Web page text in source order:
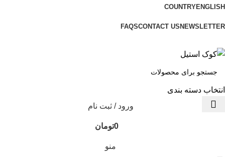
ENGLISH
COUNTRY
NEWSLETTER
CONTACT US
FAQS
انتخاب دسته بندی
ورود / ثبت نام
0تومان
منو